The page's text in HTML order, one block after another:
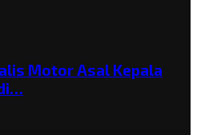
Motor Asal Kepala